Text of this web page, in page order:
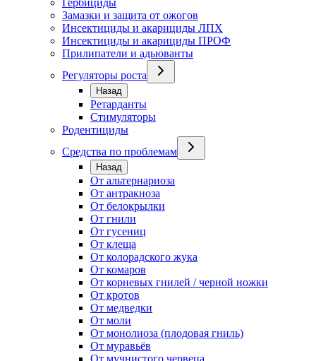
Замазки и защита от ожогов
Инсектициды и акарициды ЛПХ
Инсектициды и акарициды ПРОФ
Прилипатели и адьюванты
Регуляторы роста
Назад
Ретарданты
Стимуляторы
Родентициды
Средства по проблемам
Назад
От альтернариоза
От антракноза
От белокрылки
От гнили
От гусениц
От клеща
От колорадского жука
От комаров
От корневых гнилей / черной ножки
От кротов
От медведки
От моли
От монолиоза (плодовая гниль)
От муравьёв
От мучнистого червеца